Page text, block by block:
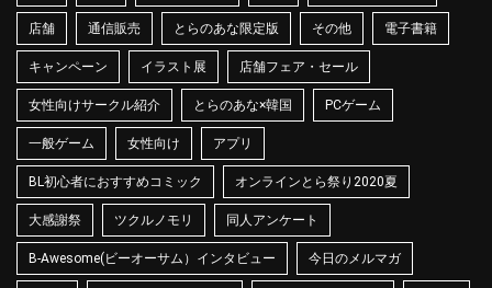
店舗 通信販売 とらのあな限定版 その他 電子書籍
キャンペーン イラスト展 店舗フェア・セール
女性向けサークル紹介 とらのあな×韓国 PCゲーム
一般ゲーム 女性向け アプリ
BL初心者におすすめコミック オンラインとら祭り2020夏
大感謝祭 ツクルノモリ 同人アンケート
B-Awesome(ビーオーサム）インタビュー 今日のメルマガ